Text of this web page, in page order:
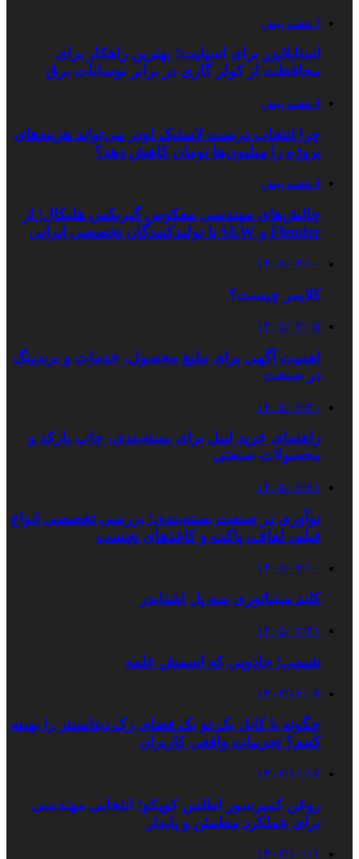
3 هفته پیش
استابلایزر برای اسپلیت؛ بهترین راهکار برای
محافظت از کولر گازی در برابر نوسانات برق
4 هفته پیش
چرا انتخاب درست لاستیک لودر می‌تواند هزینه‌های
پروژه را میلیون‌ها تومان کاهش دهد؟
4 هفته پیش
چالش‌های مهندسی معکوس گیربکس هلیکال؛ از
Flender و SEW تا تولیدکنندگان تخصصی ایرانی
۱۴۰۵/۰۴/۱۰
کلایمر چیست؟
۱۴۰۵/۰۴/۰۵
اهمیت آگهی برای تبلیغ محصول، خدمات و برندینگ
در صنعت
۱۴۰۵/۰۳/۳۰
راهنمای خرید لیبل برای بسته‌بندی، چاپ بارکد و
محصولات صنعتی
۱۴۰۵/۰۳/۲۱
نوآوری در صنعت بسته‌بندی؛ بررسی تخصصی انواع
فیلم، لفاف، پاکت و کاغذهای نچسب
۱۴۰۵/۰۳/۱۰
کلید مینیاتوری سه پل اشنایدر
۱۴۰۵/۰۲/۳۱
شیمی؛ جادویی که اسمش علمه
۱۴۰۳/۱۲/۰۹
چگونه با کابل بک تو بک فضای رک دیتاسنتر را بهینه
کنیم؟ تجربیات واقعی کاربران
۱۴۰۳/۱۱/۱۷
روغن کمپرسور اطلس کوپکو؛ انتخابی مهندسی
برای عملکرد مطمئن و پایدار
۱۴۰۳/۱۰/۱۱